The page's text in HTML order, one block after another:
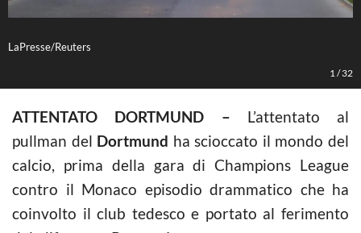
LaPresse/Reuters
1 /32
ATTENTATO DORTMUND – L’attentato al
pullman del Dortmund ha scioccato il mondo del
calcio, prima della gara di Champions League
contro il Monaco episodio drammatico che ha
coinvolto il club tedesco e portato al ferimento